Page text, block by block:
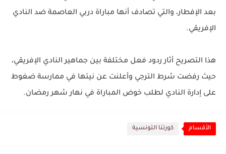
بعد الإفطار، والتي تصادف أنها مباراة دربي العاصمة ضد النادي
الإفريقي.
هذا التصريح أثار ردود فعل مختلفة بين جماهير النادي الإفريقي،
حيث رفضت شرط الترجي وأعلنت عن نيتها في ممارسة ضغوط
على إدارة النادي لطلب خوض المباراة في نهار شهر رمضان.
الأقسام كورتنا التونسية